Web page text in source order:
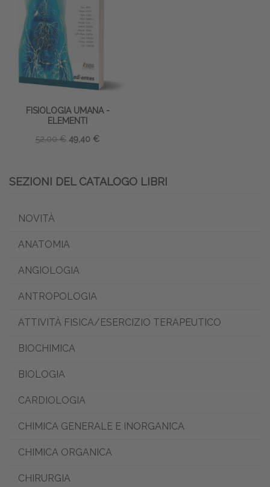
FISIOLOGIA UMANA -
ELEMENTI
52,00 € 49,40 €
SEZIONI DEL CATALOGO LIBRI
NOVITÀ
ANATOMIA
ANGIOLOGIA
ANTROPOLOGIA
ATTIVITÀ FISICA/ESERCIZIO TERAPEUTICO
BIOCHIMICA
BIOLOGIA
CARDIOLOGIA
CHIMICA GENERALE E INORGANICA
CHIMICA ORGANICA
CHIRURGIA